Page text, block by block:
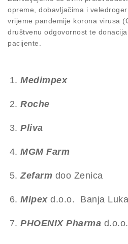
opreme, dobavljačima i
vrijeme pandemije korona virusa
društvenu odgovornost te
pacijente.
Medimpex
Roche
Pliva
MGMFarm
Zefarm doo Zenica
Mipexd.o.o. Banja Luka
PHOENIXPharma